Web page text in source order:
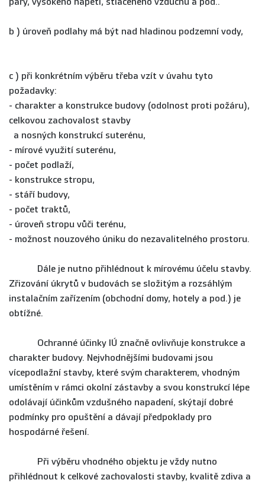
b ) úroveň podlahy má být nad hladinou podzemní vody,
c ) při konkrétním výběru třeba vzít v úvahu tyto
požadavky:
- charakter a konstrukce budovy (odolnost proti požáru),
celkovou zachovalost stavby
a nosných konstrukcí suterénu,
- mírové využití suterénu,
- počet podlaží,
- konstrukce stropu,
- stáří budovy,
- počet traktů,
- úroveň stropu vůči terénu,
- možnost nouzového úniku do nezavalitelného prostoru.
Dále je nutno přihlédnout k mírovému účelu stavby.
Zřizování úkrytů v budovách se složitým a rozsáhlým
instalačním zařízením (obchodní domy, hotely a pod.) je
obtížné.
Ochranné účinky IÚ značně ovlivňuje konstrukce a
charakter budovy. Nejvhodnějšími budovami jsou
vícepodlažní stavby, které svým charakterem, vhodným
umístěním v rámci okolní zástavby a svou konstrukcí lépe
odolávají účinkům vzdušného napadení, skýtají dobré
podmínky pro opuštění a dávají předpoklady pro
hospodárné řešení.
Při výběru vhodného objektu je vždy nutno
přihlédnout k celkové zachovalosti stavby, kvalitě zdiva a